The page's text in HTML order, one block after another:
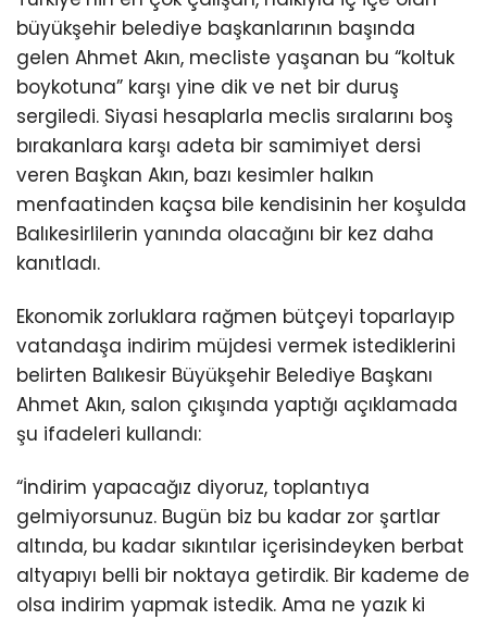
büyükşehir belediye başkanlarının başında
gelen Ahmet Akın, mecliste yaşanan bu “koltuk
boykotuna” karşı yine dik ve net bir duruş
sergiledi. Siyasi hesaplarla meclis sıralarını boş
bırakanlara karşı adeta bir samimiyet dersi
veren Başkan Akın, bazı kesimler halkın
menfaatinden kaçsa bile kendisinin her koşulda
Balıkesirlilerin yanında olacağını bir kez daha
kanıtladı.
Ekonomik zorluklara rağmen bütçeyi toparlayıp
vatandaşa indirim müjdesi vermek istediklerini
belirten Balıkesir Büyükşehir Belediye Başkanı
Ahmet Akın, salon çıkışında yaptığı açıklamada
şu ifadeleri kullandı:
“İndirim yapacağız diyoruz, toplantıya
gelmiyorsunuz. Bugün biz bu kadar zor şartlar
altında, bu kadar sıkıntılar içerisindeyken berbat
altyapıyı belli bir noktaya getirdik. Bir kademe de
olsa indirim yapmak istedik. Ama ne yazık ki